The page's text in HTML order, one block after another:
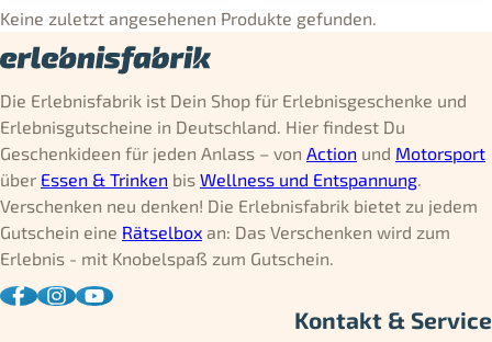
Keine zuletzt angesehenen Produkte gefunden.
Die Erlebnisfabrik ist Dein Shop für Erlebnisgeschenke und
Erlebnisgutscheine in Deutschland. Hier findest Du
Geschenkideen für jeden Anlass – von Action und Motorsport
über Essen & Trinken bis Wellness und Entspannung.
Verschenken neu denken! Die Erlebnisfabrik bietet zu jedem
Gutschein eine Rätselbox an: Das Verschenken wird zum
Erlebnis - mit Knobelspaß zum Gutschein.
Kontakt & Service